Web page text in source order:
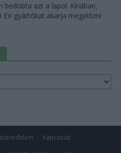
bedobta azt a lapot Kínában,
EV-gyártókat akarja megelőzni
Kapcsolat